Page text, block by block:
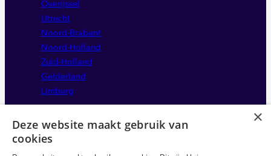
Overijssel
Utrecht
Noord-Brabant
Noord-Holland
Zuid-Holland
Gelderland
Limburg
×
Deze website maakt gebruik van
cookies